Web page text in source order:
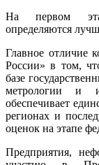
На первом
определяются
Главное отличие
России» в том,
базе
метрологии и
обеспечивает
регионах и
оценок на этапе
Предприятия,